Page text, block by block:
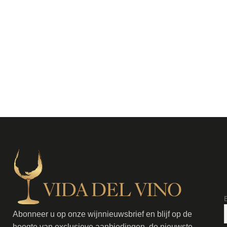
Abonneer u op onze wijnnieuwsbrief en blijf op de